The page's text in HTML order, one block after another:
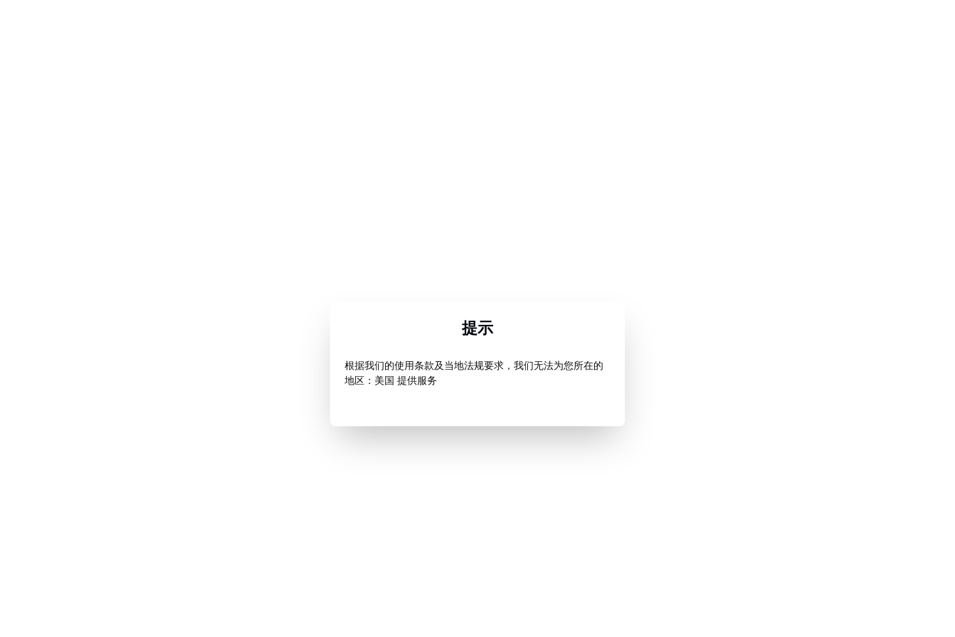
提示
根据我们的使用条款及当地法规要求，我们无法为您所在的
地区：美国 提供服务